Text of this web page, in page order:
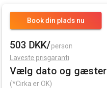
Book din plads nu
503 DKK/person
Laveste prisgaranti
Vælg dato og gæster
(*Cirka er OK)